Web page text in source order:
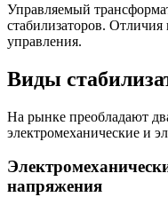
Управляемый
стабилизаторов. Отличия
управления.
Виды
На рынке преобладают
электромеханические и
напряжения